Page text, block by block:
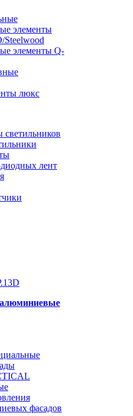
элементы
элементы Q-
светильников
лент
фасадов